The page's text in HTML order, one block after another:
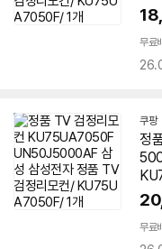
무료
쿠팡
정
무료